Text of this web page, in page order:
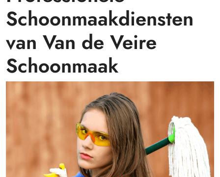
Schoonmaakdiensten
van Van de Veire
Schoonmaak